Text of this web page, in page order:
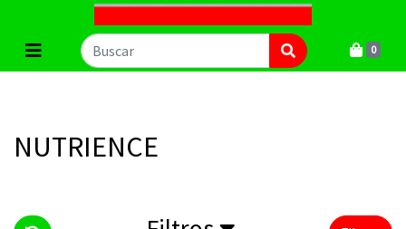
0
NUTRIENCE